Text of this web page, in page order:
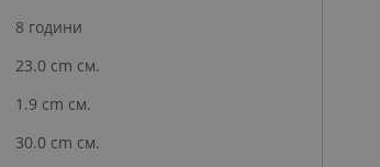
8 години
23.0 cm см.
1.9 cm см.
30.0 cm см.